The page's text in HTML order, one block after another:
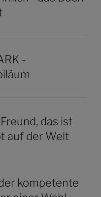
-
das ist
auf der Welt
kompetente